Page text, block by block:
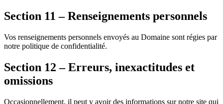
Section 11 – Renseignements personnels
Vos renseignements personnels envoyés au Domaine sont régies par
notre politique de confidentialité.
Section 12 – Erreurs, inexactitudes et
omissions
Occasionnellement, il peut y avoir des informations sur notre site qui